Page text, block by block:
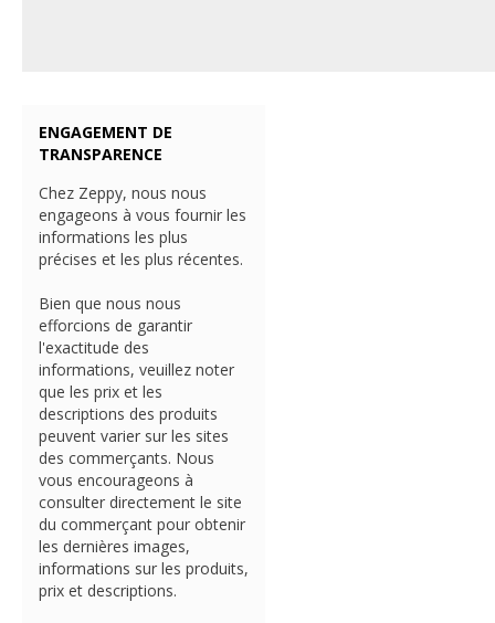
ENGAGEMENT DE
TRANSPARENCE
Chez Zeppy, nous nous
engageons à vous fournir les
informations les plus
précises et les plus récentes.
Bien que nous nous
efforcions de garantir
l'exactitude des
informations, veuillez noter
que les prix et les
descriptions des produits
peuvent varier sur les sites
des commerçants. Nous
vous encourageons à
consulter directement le site
du commerçant pour obtenir
les dernières images,
informations sur les produits,
prix et descriptions.